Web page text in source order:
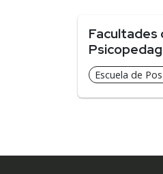
Facultades
Escuela de